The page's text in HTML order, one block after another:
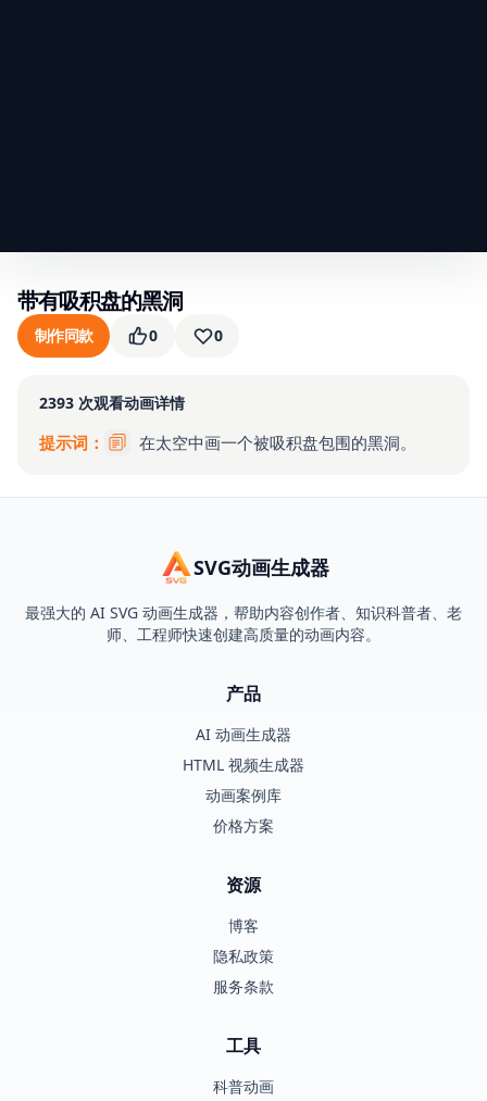
带有吸积盘的黑洞
制作同款 0 0
2393 次观看动画详情
提示词： 在太空中画一个被吸积盘包围的黑洞。
SVG动画生成器
最强大的 AI SVG 动画生成器，帮助内容创作者、知识科普者、老
师、工程师快速创建高质量的动画内容。
产品
AI 动画生成器
HTML 视频生成器
动画案例库
价格方案
资源
博客
隐私政策
服务条款
工具
科普动画